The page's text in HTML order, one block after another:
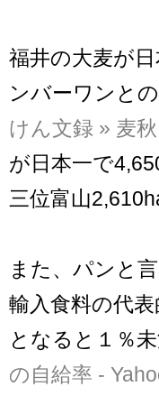
福井の大麦が
ンバーワンと
けん文録 » 麦
が日本一で
三位富山
また、パンと
輸入食料の代
となると１％
の自給率 -